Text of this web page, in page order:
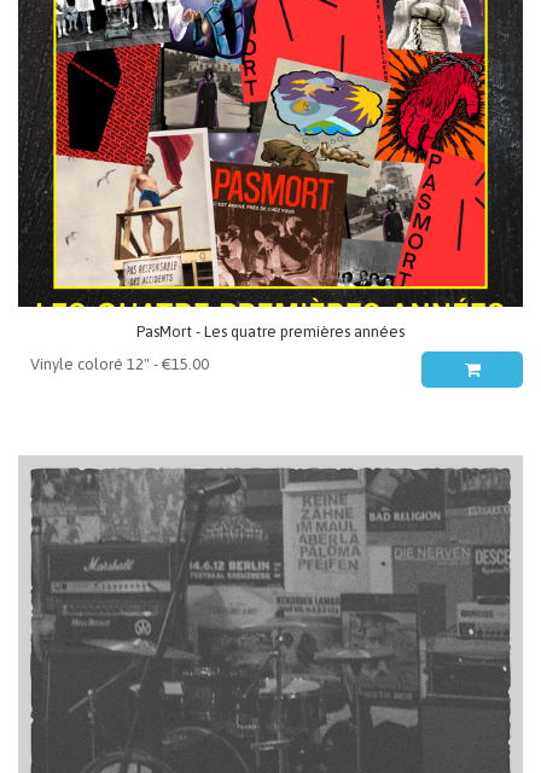
PasMort - Les quatre premières années